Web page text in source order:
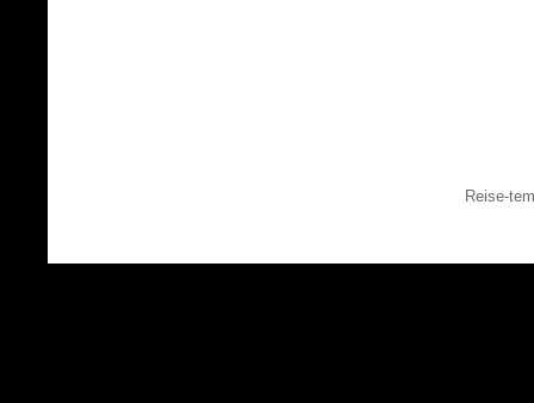
Reise-